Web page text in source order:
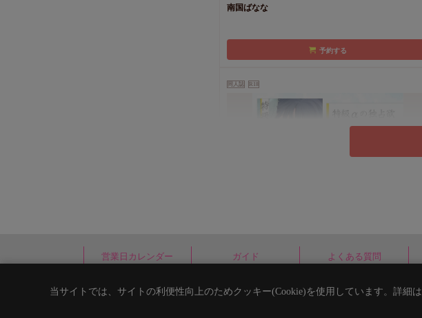
南国ばなな
予約する
同人誌 R18
カートに入れる
営業日カレンダー ガイド よくある質問
当サイトでは、サイトの利便性向上のためクッキー(Cookie)を使用しています。詳細は